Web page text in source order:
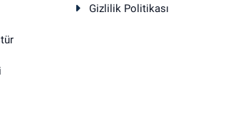
Gizlilik Politikası